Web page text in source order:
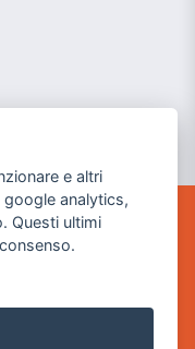
e altri
analytics,
Questi ultimi